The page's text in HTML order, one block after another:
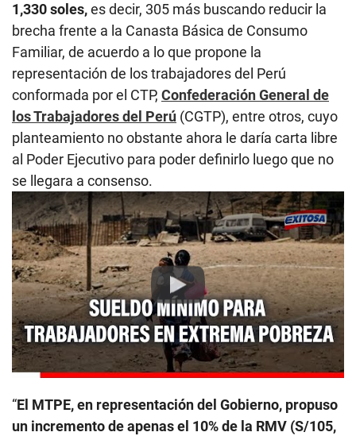
1,330 soles,es decir, 305 más buscando reducir la
brecha frente a la Canasta Básica de Consumo
Familiar, de acuerdo a lo que propone la
representación de los trabajadores del Perú
conformada por el CTP, Confederación General de
los Trabajadores del Perú (CGTP), entre otros, cuyo
planteamiento no obstante ahora le daría carta libre
al Poder Ejecutivo para poder definirlo luego que no
se llegara a consenso.
Play
“El MTPE, en representación del Gobierno, propuso
un incremento de apenas el 10% de la RMV (S/105,